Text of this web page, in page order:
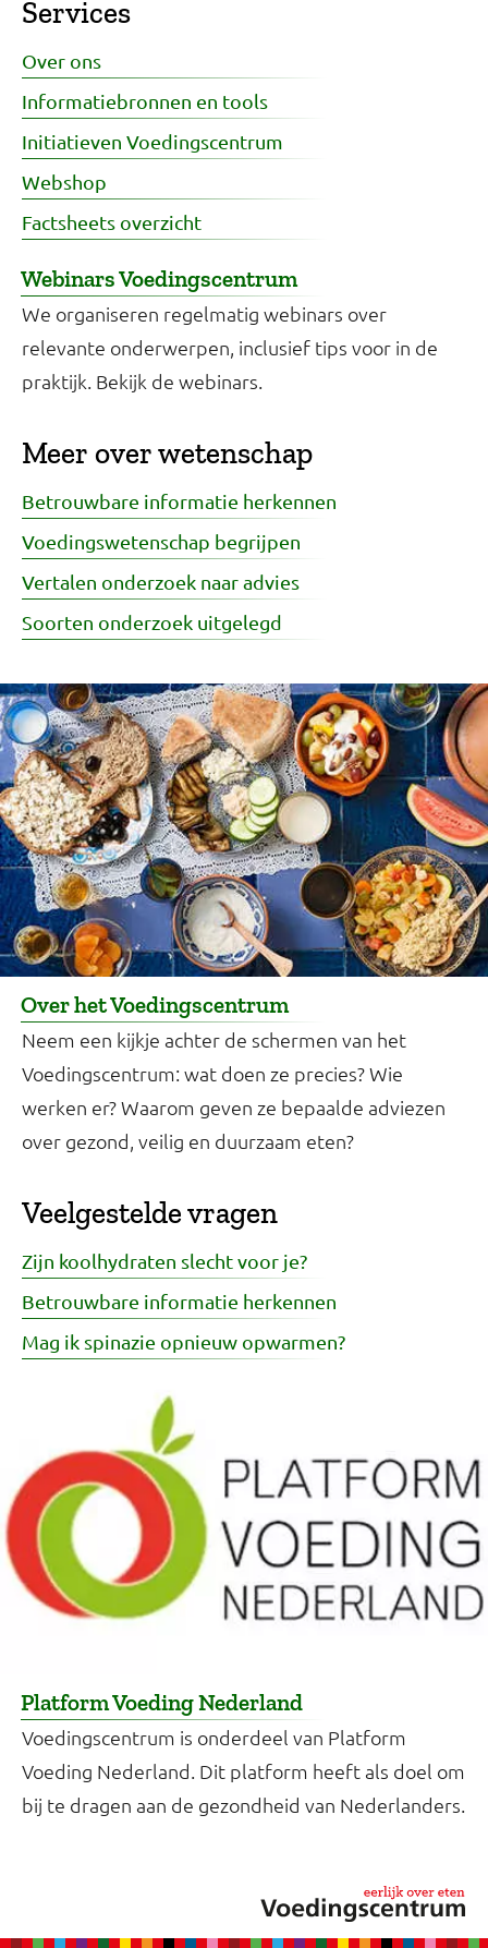
Services
Over ons
Informatiebronnen en tools
Initiatieven Voedingscentrum
Webshop
Factsheets overzicht
Webinars Voedingscentrum
We organiseren regelmatig webinars over
relevante onderwerpen, inclusief tips voor in de
praktijk. Bekijk de webinars.
Meer over wetenschap
Betrouwbare informatie herkennen
Voedingswetenschap begrijpen
Vertalen onderzoek naar advies
Soorten onderzoek uitgelegd
Over het Voedingscentrum
Neem een kijkje achter de schermen van het
Voedingscentrum: wat doen ze precies? Wie
werken er? Waarom geven ze bepaalde adviezen
over gezond, veilig en duurzaam eten?
Veelgestelde vragen
Zijn koolhydraten slecht voor je?
Betrouwbare informatie herkennen
Mag ik spinazie opnieuw opwarmen?
Platform Voeding Nederland
Voedingscentrum is onderdeel van Platform
Voeding Nederland. Dit platform heeft als doel om
bij te dragen aan de gezondheid van Nederlanders.